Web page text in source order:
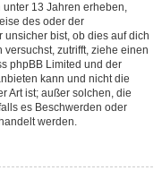
13 Jahren erheben,
des oder der
bist, ob dies auf dich
zutrifft, ziehe einen
phpBB Limited und der
kann und nicht die
Art ist; außer solchen, die
es Beschwerden oder
werden.